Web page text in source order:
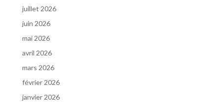
juillet 2026
juin 2026
mai 2026
avril 2026
mars 2026
février 2026
janvier 2026